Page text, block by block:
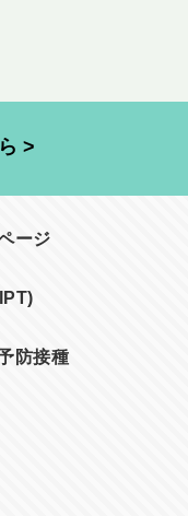
>
ージ
防接種